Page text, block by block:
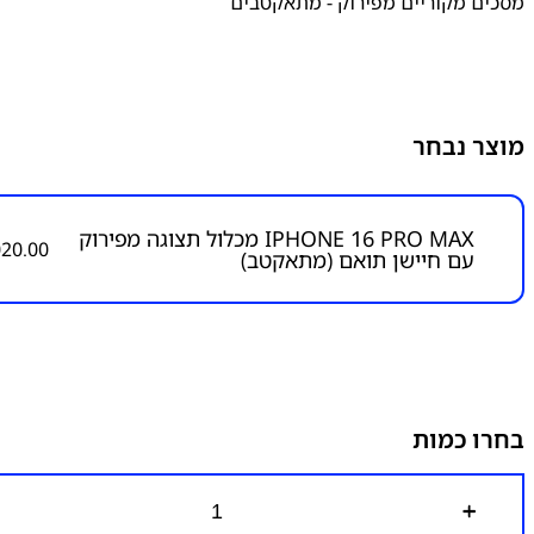
מוצר נבחר
IPHONE 16 PRO MAX מכלול תצוגה מפירוק
עם חיישן תואם (מתאקטב)
בחרו כמות